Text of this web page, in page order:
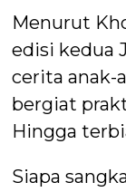
Menurut
edisi kedua
cerita anak-
bergiat
Hingga
Siapa